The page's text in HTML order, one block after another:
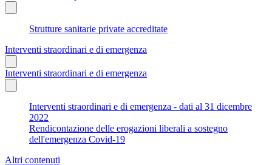
Strutture sanitarie private accreditate
Interventi straordinari e di emergenza
Interventi straordinari e di emergenza
Interventi straordinari e di emergenza - dati al 31 dicembre
2022
Rendicontazione delle erogazioni liberali a sostegno
dell'emergenza Covid-19
Altri contenuti